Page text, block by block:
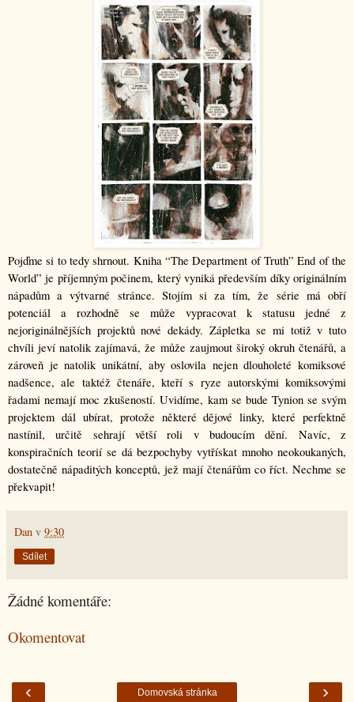
Pojďme si to tedy shrnout. Kniha “The Department of Truth” End of the
World” je příjemným počinem, který vyniká především díky originálním
nápadům a výtvarné stránce. Stojím si za tím, že série má obří
potenciál a rozhodně se může vypracovat k statusu jedné z
nejoriginálnějších projektů nové dekády. Zápletka se mi totiž v tuto
chvíli jeví natolik zajímavá, že může zaujmout široký okruh čtenářů, a
zároveň je natolik unikátní, aby oslovila nejen dlouholeté komiksové
nadšence, ale taktéž čtenáře, kteří s ryze autorskými komiksovými
řadami nemají moc zkušeností. Uvidíme, kam se bude Tynion se svým
projektem dál ubírat, protože některé dějové linky, které perfektně
nastínil, určitě sehrají
větší roli v budoucím dění. Navíc, z
konspiračních teorií se dá bezpochyby vytřískat mnoho neokoukaných,
dostatečně nápaditých konceptů, jež mají čtenářům co říct. Nechme se
překvapit!
Dan v 9:30
Sdílet
Žádné komentáře:
Okomentovat
‹ ›
Domovská stránka